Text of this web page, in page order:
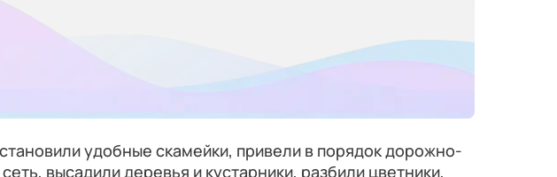
удобные скамейки, привели в порядок дорожно-
высадили деревья и кустарники, разбили цветники,